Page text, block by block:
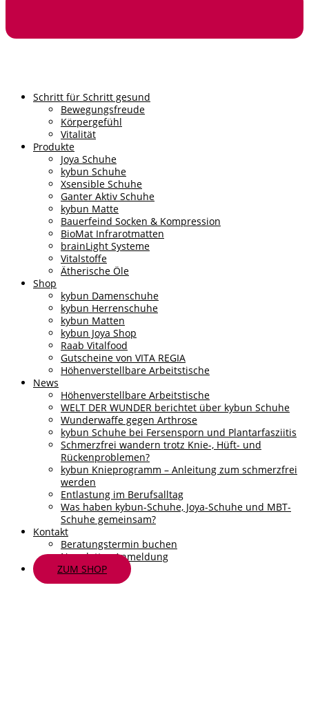
Schritt für Schritt gesund
Bewegungsfreude
Körpergefühl
Vitalität
Produkte
Joya Schuhe
kybun Schuhe
Xsensible Schuhe
Ganter Aktiv Schuhe
kybun Matte
Bauerfeind Socken & Kompression
BioMat Infrarotmatten
brainLight Systeme
Vitalstoffe
Ätherische Öle
Shop
kybun Damenschuhe
kybun Herrenschuhe
kybun Matten
kybun Joya Shop
Raab Vitalfood
Gutscheine von VITA REGIA
Höhenverstellbare Arbeitstische
News
Höhenverstellbare Arbeitstische
WELT DER WUNDER berichtet über kybun Schuhe
Wunderwaffe gegen Arthrose
kybun Schuhe bei Fersensporn und Plantarfasziitis
Schmerzfrei wandern trotz Knie-, Hüft- und
Rückenproblemen?
kybun Knieprogramm – Anleitung zum schmerzfrei
werden
Entlastung im Berufsalltag
Was haben kybun-Schuhe, Joya-Schuhe und MBT-
Schuhe gemeinsam?
Kontakt
Beratungstermin buchen
Newsletter-Anmeldung
ZUM SHOP